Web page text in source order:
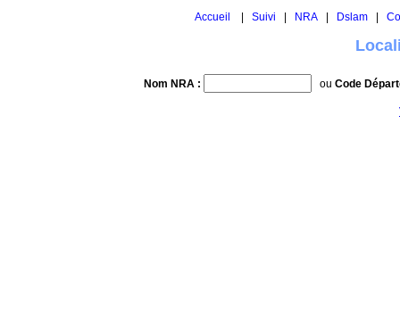
Accueil Suivi NRA Dslam
Nom NRA : ou Code